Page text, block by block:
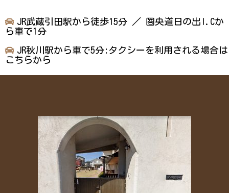
JR武蔵引田駅から徒歩15分 ／ 圏央道日の出I.Cか
ら車で1分
JR秋川駅から車で5分:タクシーを利用される場合は
こちらから